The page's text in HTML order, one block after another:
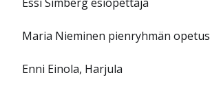
Maria Nieminen pienryhmän opetus
Enni Einola, Harjula